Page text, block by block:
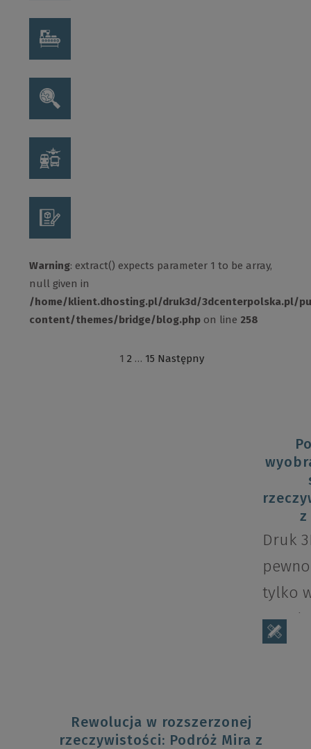
Warning: extract() expects parameter 1 to be array,
null given in
/home/klient.dhosting.pl/druk3d/3dcenterpolska.pl/
content/themes/bridge/blog.php on line 258
1 2 … 15 Następny
z
Druk
tylko
życiu
Rewolucja w rozszerzonej
rzeczywistości: Podróż Mira z